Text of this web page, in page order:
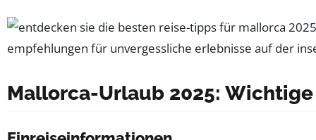
Mallorca-Urlaub 2025: